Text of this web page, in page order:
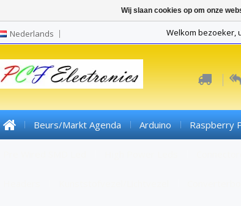
Nederlands Welkom bezoeker,
Beurs/markt Agenda Arduino Raspberry
Wij slaan cookies op om onze